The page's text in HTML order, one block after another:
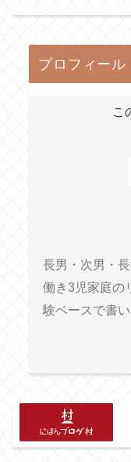
プロフィール
こ
長男・次男・
働き3児家庭の
験ベースで書い